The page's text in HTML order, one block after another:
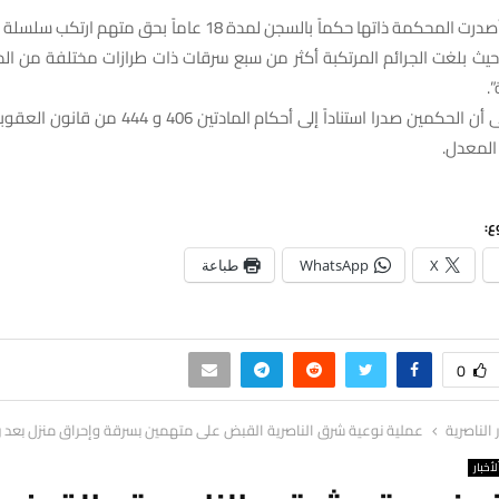
وفي سياق آخر، أصدرت المحكمة ذاتها حكماً بالسجن لمدة 18 عاماً
حيث بلغت الجرائم المرتكبة أكثر من سبع سرقات ذات طرازات مختلفة من
وأشار المصدر إلى أن الحكمين صدرا استناداً إلى
X
WhatsApp طباعة
0
الناصرية عملية نوعية شرق الناصرية القبض على متهمين بسرقة وإحراق منزل